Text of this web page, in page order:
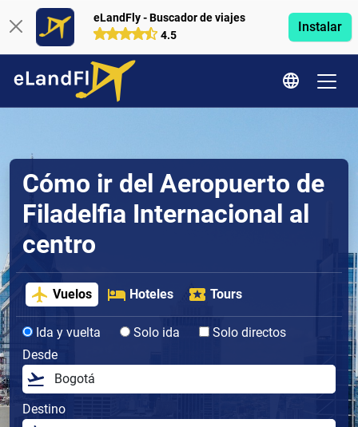
eLandFly - Buscador de viajes
4.5
Instalar
Cómo ir del Aeropuerto de
Filadelfia Internacional al
centro
Vuelos Hoteles Tours
Ida y vuelta Solo ida
Solo directos
Desde
Destino